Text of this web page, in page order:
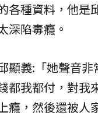
各種資料，他是
深陷毒癮。
顯義:「她聲音
都我都付，對我
癮，然後還被人